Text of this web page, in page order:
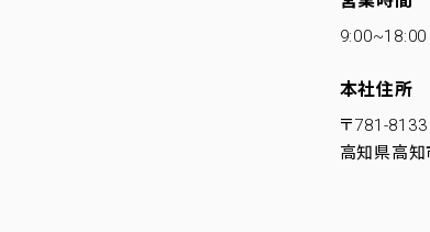
9:00~18:00
本社住所
〒781-8133
高知県高